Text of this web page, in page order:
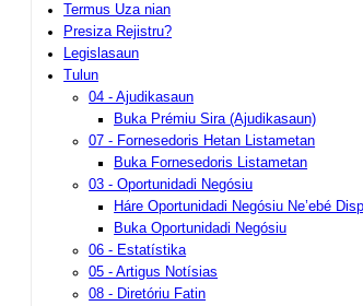
Termus Uza nian
Presiza Rejistru?
Legislasaun
Tulun
04 - Ajudikasaun
Buka Prémiu Sira (Ajudikasaun)
07 - Fornesedoris Hetan Listametan
Buka Fornesedoris Listametan
03 - Oportunidadi Negósiu
Háre Oportunidadi Negósiu Ne’ebé
Buka Oportunidadi Negósiu
06 - Estatístika
05 - Artigus Notísias
08 - Diretóriu Fatin